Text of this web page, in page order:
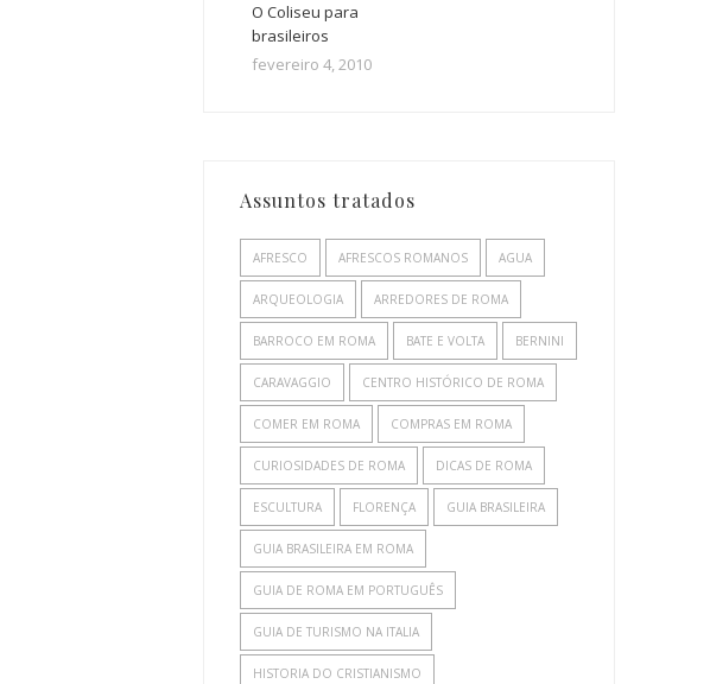
O Coliseu para
brasileiros
fevereiro 4, 2010
Assuntos tratados
AFRESCO AFRESCOS ROMANOS AGUA
ARQUEOLOGIA ARREDORES DE ROMA
BARROCO EM ROMA BATE E VOLTA BERNINI
CARAVAGGIO CENTRO HISTÓRICO DE ROMA
COMER EM ROMA COMPRAS EM ROMA
CURIOSIDADES DE ROMA DICAS DE ROMA
ESCULTURA FLORENÇA GUIA BRASILEIRA
GUIA BRASILEIRA EM ROMA
GUIA DE ROMA EM PORTUGUÊS
GUIA DE TURISMO NA ITALIA
HISTORIA DO CRISTIANISMO